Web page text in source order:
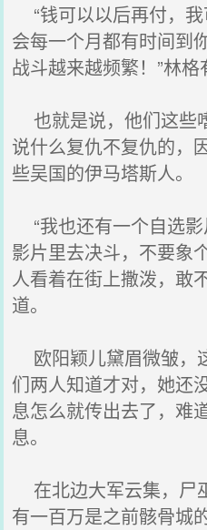
“钱可以以后再付，
会每一个月都有时间到
战斗越来越频繁！”林格
也就是说，他们这些
说什么复仇不复仇的，
些吴国的伊马塔斯人。
“我也还有一个自选
影片里去决斗，不要象
人看着在街上撒泼，敢
道。
欧阳颖儿黛眉微皱，
们两人知道才对，她还
息怎么就传出去了，难
息。
在北边大军云集，尸
有一百万是之前骸骨城